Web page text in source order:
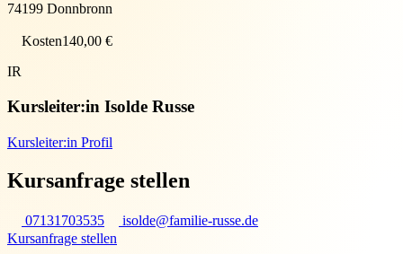
74199 Donnbronn
Kosten140,00 €
IR
Kursleiter:in Isolde Russe
Kursleiter:in Profil
Kursanfrage stellen
07131703535
isolde@familie-russe.de
Kursanfrage stellen